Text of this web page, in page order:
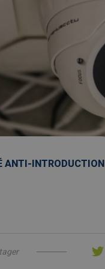
ANTI-INTRODUCTION